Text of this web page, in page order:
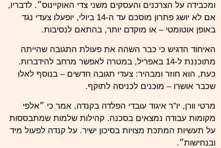
ומכבידה על הצרכנים והעסקים משני צדי האוקיינוס״. לדבריו,
אם לא יושג פתרון מוסכם עד ה-14 ביולי, יופעלו צעדי נגד
באופן אוטומטי – או מוקדם יותר, בהתאם לנסיבות.
האיחוד הדגיש כי כבר השהה את פעולת התגובה שהייתה
מתוכננת ל-14 באפריל, במטרה לאפשר מרחב להידברות.
כעת, הוא חוזר ומבהיר: צעדי תגובה חדשים – בנוסף לאלו
שכבר אושרו – מוכנים לכניסה לתוקף.
מרטי וורן, יו”ר איגוד עובדי הפלדה בקנדה, אמר כי ״אלפי
מקומות עבודה נמצאים בסכנה. קהילות שלמות שמתבססות
על תעשיות המתכת מצויות בסיכון ישיר. על קנדה לפעול מיד
ובנחישות״.